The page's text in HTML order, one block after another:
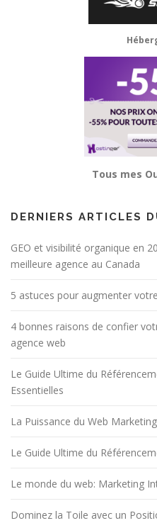
Tous mes
DERNIERS ARTICLES
GEO et visibilité organique en
meilleure agence au Canada
5 astuces pour augmenter
4 bonnes raisons de confier
agence web
Le Guide Ultime du
Essentielles
La Puissance du Web Marketing
Le Guide Ultime du
Le monde du web: Marketing
Dominez la Toile avec un